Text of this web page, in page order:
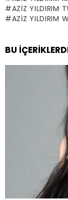
AZIZ YILDIRIM
AZIZ YILDIRIM
BU